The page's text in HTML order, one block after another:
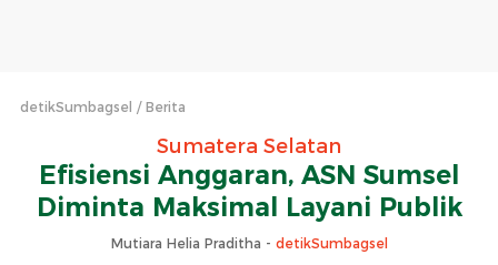
detikSumbagsel Berita
Sumatera Selatan
Efisiensi Anggaran, ASN Sumsel
Diminta Maksimal Layani Publik
Mutiara Helia Praditha - detikSumbagsel